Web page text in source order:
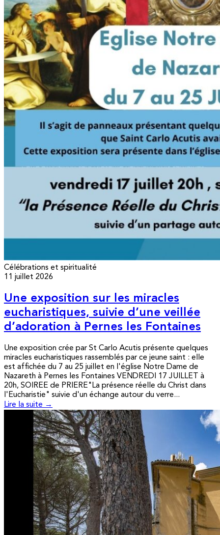
Célébrations et spiritualité
11 juillet 2026
Une exposition sur les miracles
eucharistiques, suivie d’une veillée
d’adoration à Pernes les Fontaines
Une exposition crée par St Carlo Acutis présente quelques
miracles eucharistiques rassemblés par ce jeune saint : elle
est affichée du 7 au 25 juillet en l'église Notre Dame de
Nazareth à Pernes les Fontaines VENDREDI 17 JUILLET à
20h, SOIREE de PRIERE"La présence réelle du Christ dans
l'Eucharistie" suivie d'un échange autour du verre...
Lire la suite →